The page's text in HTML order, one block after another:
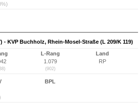
- KVP Buchholz, Rhein-Mosel-Straße (L 209/K 119)
L-Rang
1.079
(902)
Land
RP
BPL